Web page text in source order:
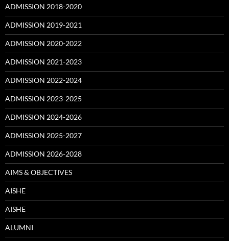
ADMISSION 2018-2020
ADMISSION 2019-2021
ADMISSION 2020-2022
ADMISSION 2021-2023
ADMISSION 2022-2024
ADMISSION 2023-2025
ADMISSION 2024-2026
ADMISSION 2025-2027
ADMISSION 2026-2028
AIMS & OBJECTIVES
AISHE
AISHE
ALUMNI